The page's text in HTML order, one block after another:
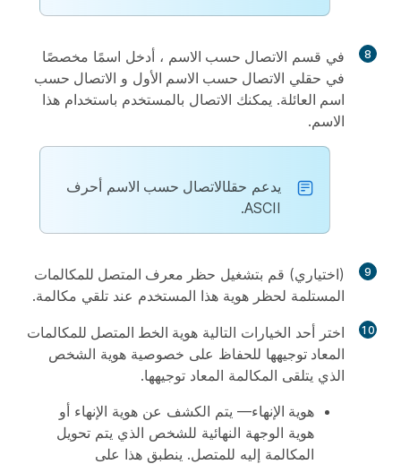
8 في قسم الاتصال حسب الاسم ، أدخل اسمًا مخصصًا
في حقلي الاتصال حسب الاسم الأول و الاتصال حسب
اسم العائلة. يمكنك الاتصال بالمستخدم باستخدام هذا
الاسم.
يدعم حقلالاتصال حسب الاسم أحرف
ASCII.
9 (اختياري) قم بتشغيل حظر معرف المتصل للمكالمات
المستلمة لحظر هوية هذا المستخدم عند تلقي مكالمة.
10 اختر أحد الخيارات التالية هوية الخط المتصل للمكالمات
المعاد توجيهها للحفاظ على خصوصية هوية الشخص
الذي يتلقى المكالمة المعاد توجيهها.
هوية الإنهاء— يتم الكشف عن هوية الإنهاء أو
هوية الوجهة النهائية للشخص الذي يتم تحويل
المكالمة إليه للمتصل. ينطبق هذا على